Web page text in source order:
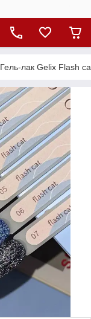
Гель-лак Gelix Flash